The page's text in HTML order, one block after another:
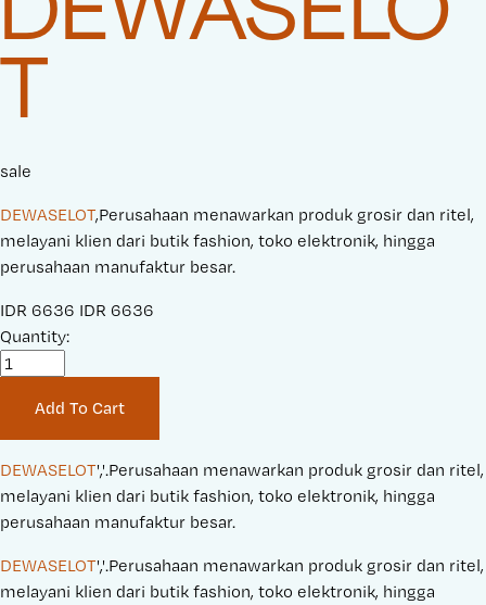
T
sale
DEWASELOT,Perusahaan menawarkan produk grosir dan ritel,
melayani klien dari butik fashion, toko elektronik, hingga
perusahaan manufaktur besar.
S
a
r
i
c
e
IDR 6636 O
i
n
a
l
P
i
c
IDR 6636
Quantity:
Add To Cart
DEWASELOT','.Perusahaan menawarkan produk grosir dan ritel,
melayani klien dari butik fashion, toko elektronik, hingga
perusahaan manufaktur besar.
DEWASELOT','.Perusahaan menawarkan produk grosir dan ritel,
melayani klien dari butik fashion, toko elektronik, hingga